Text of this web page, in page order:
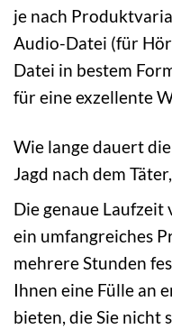
je nach
Audio-Datei (für
Datei in bestem
für eine exzellente
Wie lange dauert
Jagd nach dem
Die genaue Laufzeit
ein umfangreiches
mehrere Stunden
Ihnen eine Fülle an
bieten, die Sie nicht